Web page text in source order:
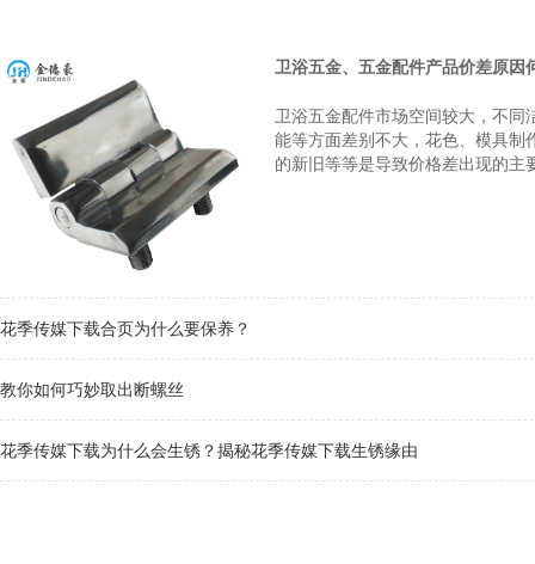
卫浴五金、五金配件产品价差原因
卫浴五金配件市场空间较大，不同
能等方面差别不大，花色、模具制
的新旧等等是导致价格差出现的主
花季传媒下载合页为什么要保养？
教你如何巧妙取出断螺丝
花季传媒下载为什么会生锈？揭秘花季传媒下载生锈缘由